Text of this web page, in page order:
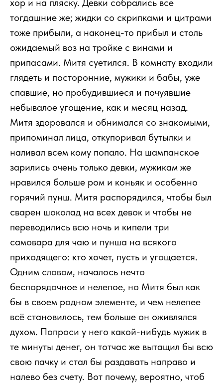
хор и на пляску. Девки собрались все
тогдашние же; жидки со скрипками и цитрами
тоже прибыли, а наконец-то прибыл и столь
ожидаемый воз на тройке с винами и
припасами. Митя суетился. В комнату входили
глядеть и посторонние, мужики и бабы, уже
спавшие, но пробудившиеся и почуявшие
небывалое угощение, как и месяц назад.
Митя здоровался и обнимался со знакомыми,
припоминал лица, откупоривал бутылки и
наливал всем кому попало. На шампанское
зарились очень только девки, мужикам же
нравился больше ром и коньяк и особенно
горячий пунш. Митя распорядился, чтобы был
сварен шоколад на всех девок и чтобы не
переводились всю ночь и кипели три
самовара для чаю и пунша на всякого
приходящего: кто хочет, пусть и угощается.
Одним словом, началось нечто
беспорядочное и нелепое, но Митя был как
бы в своем родном элементе, и чем нелепее
всё становилось, тем больше он оживлялся
духом. Попроси у него какой-нибудь мужик в
те минуты денег, он тотчас же вытащил бы всю
свою пачку и стал бы раздавать направо и
налево без счету. Вот почему, вероятно, чтоб